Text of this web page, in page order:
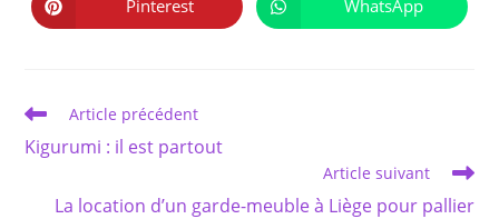
fenêtre fenêtre
Ouvrir
dans
Pinterest Ouvrir
dans
WhatsApp
Read
articles
Article précédent
Kigurumi : il est partout
Article suivant
La location d’un garde-meuble à Liège pour pallier